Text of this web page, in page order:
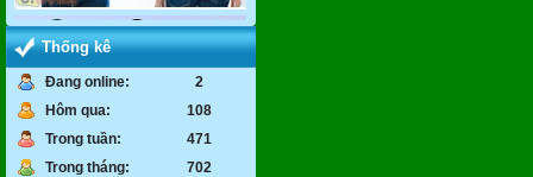
Thống kê
Đang online:
2
Hôm qua:
108
Trong tuần:
471
Trong tháng:
702